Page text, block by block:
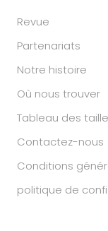
Revue
Partenariats
Notre histoire
Où nous trouver
Tableau des
Contactez-nous
Conditions
politique de